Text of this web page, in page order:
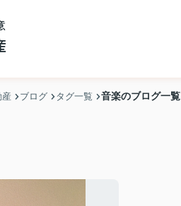
ブログ タグ一覧 音楽のブログ一覧